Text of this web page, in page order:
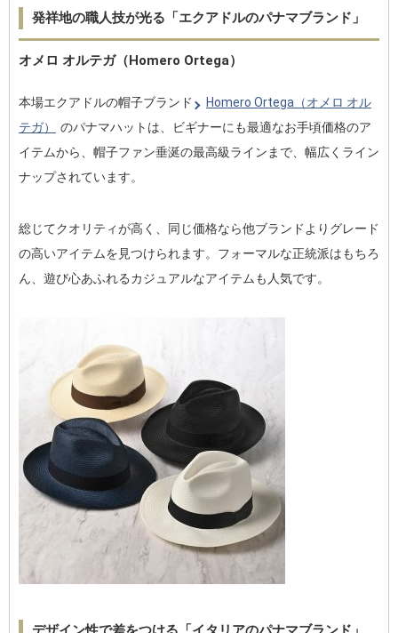
発祥地の職人技が光る「エクアドルのパナマブランド」
オメロ オルテガ（Homero Ortega）
本場エクアドルの帽子ブランド
Homero Ortega（オメロ オル
テガ）
のパナマハットは、ビギナーにも最適なお手頃価格のア
イテムから、帽子ファン垂涎の最高級ラインまで、幅広くライン
ナップされています。
総じてクオリティが高く、同じ価格なら他ブランドよりグレード
の高いアイテムを見つけられます。フォーマルな正統派はもちろ
ん、遊び心あふれるカジュアルなアイテムも人気です。